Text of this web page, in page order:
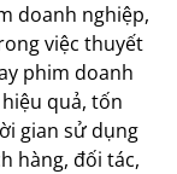
doanh nghiệp,
việc thuyết
phim doanh
quả, tốn
gian sử dụng
hàng, đối tác,